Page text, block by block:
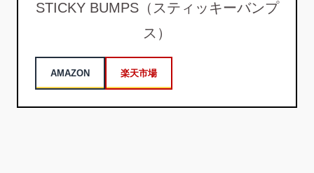
STICKY BUMPS（スティッキーバンプ
ス）
AMAZON 楽天市場